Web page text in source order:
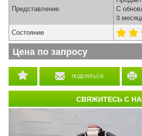
ПОДЕЛИТЬСЯ
Представление
С
3
Состояние
Цена по запросу
СВЯЖИТЕСЬ С